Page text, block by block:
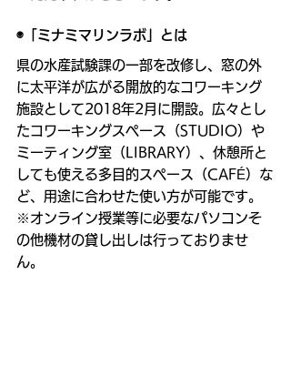
◉「ミナミマリンラボ」とは
県の水産試験課の一部を改修し、窓の外
に太平洋が広がる開放的なコワーキング
施設として2018年2月に開設。広々とし
たコワーキングスペース（STUDIO）や
ミーティング室（LIBRARY）、休憩所と
しても使える多目的スペース（CAFÉ）な
ど、用途に合わせた使い方が可能です。
※オンライン授業等に必要なパソコンそ
の他機材の貸し出しは行っておりませ
ん。